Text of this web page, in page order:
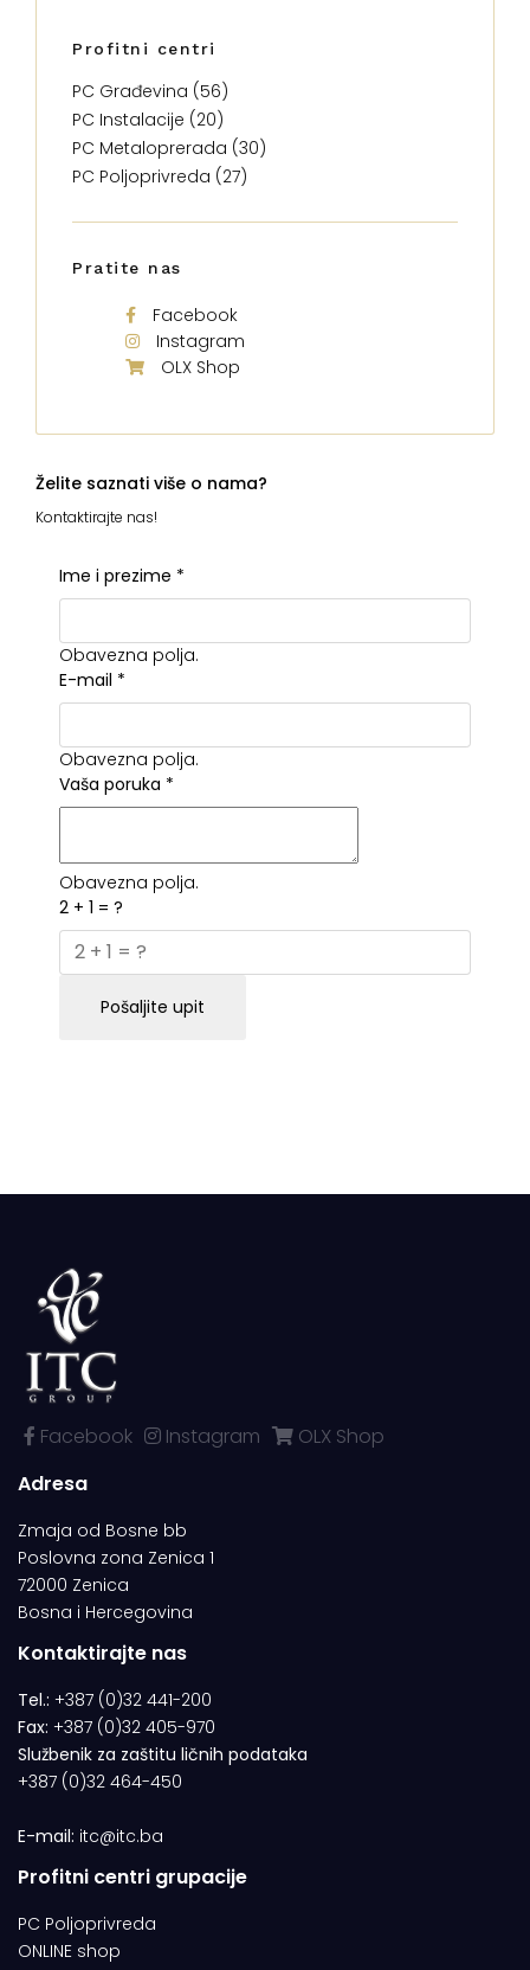
Profitni centri
PC Građevina (56)
PC Instalacije (20)
PC Metaloprerada (30)
PC Poljoprivreda (27)
Pratite nas
Facebook
Instagram
OLX Shop
Želite saznati više o nama?
Kontaktirajte nas!
Ime i prezime *
Obavezna polja.
E-mail *
Obavezna polja.
Vaša poruka *
Obavezna polja.
2 + 1 = ?
Pošaljite upit
Facebook Instagram
OLX Shop
Adresa
Zmaja od Bosne bb
Poslovna zona Zenica 1
72000 Zenica
Bosna i Hercegovina
Kontaktirajte nas
Tel.: +387 (0)32 441-200
Fax: +387 (0)32 405-970
Službenik za zaštitu ličnih podataka
+387 (0)32 464-450
E-mail: itc@itc.ba
Profitni centri grupacije
PC Poljoprivreda
ONLINE shop